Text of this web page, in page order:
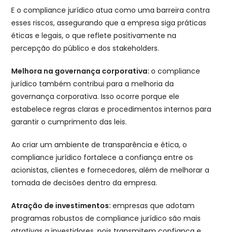
E o compliance jurídico atua como uma barreira contra
esses riscos, assegurando que a empresa siga práticas
éticas e legais, o que reflete positivamente na
percepção do público e dos stakeholders.
Melhora na governança corporativa:o compliance
jurídico também contribui para a melhoria da
governança corporativa. Isso ocorre porque ele
estabelece regras claras e procedimentos internos para
garantir o cumprimento das leis.
Ao criar um ambiente de transparência e ética, o
compliance jurídico fortalece a confiança entre os
acionistas, clientes e fornecedores, além de melhorar a
tomada de decisões dentro da empresa.
Atração de investimentos:empresas que adotam
programas robustos de compliance jurídico são mais